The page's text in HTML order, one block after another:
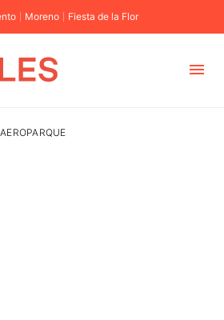
Moreno Fiesta de la Flor
AEROPARQUE